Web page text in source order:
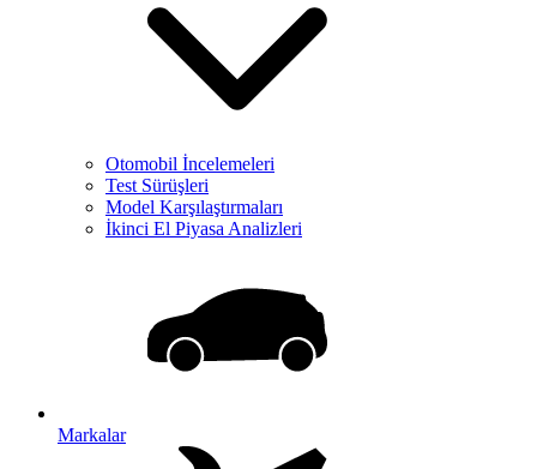
Otomobil İncelemeleri
Test Sürüşleri
Model Karşılaştırmaları
İkinci El Piyasa Analizleri
Markalar